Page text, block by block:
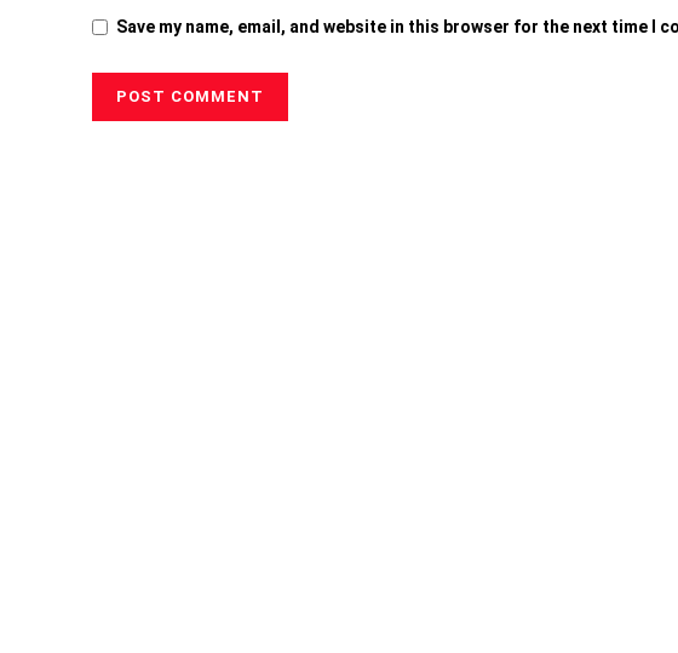
Save my name, email, and website in this browser for the next time I